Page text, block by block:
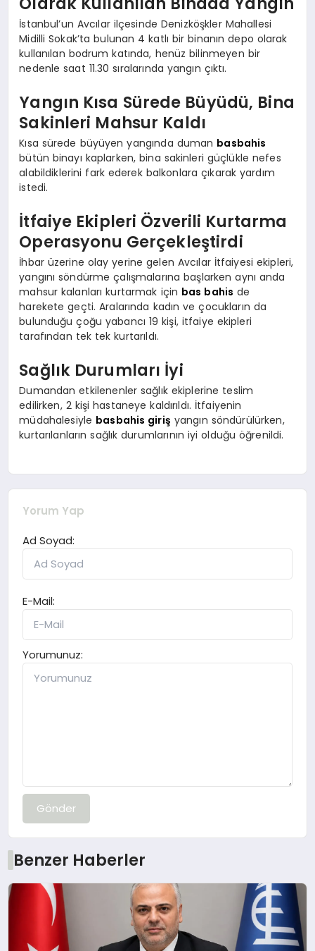
İstanbul’un Avcılar ilçesinde Denizköşkler Mahallesi
Midilli Sokak’ta bulunan 4 katlı bir binanın depo olarak
kullanılan bodrum katında, henüz bilinmeyen bir
nedenle saat 11.30 sıralarında yangın çıktı.
Yangın Kısa Sürede Büyüdü, Bina
Sakinleri Mahsur Kaldı
Kısa sürede büyüyen yangında duman basbahis
bütün binayı kaplarken, bina sakinleri güçlükle nefes
alabildiklerini fark ederek balkonlara çıkarak yardım
istedi.
İtfaiye Ekipleri Özverili Kurtarma
Operasyonu Gerçekleştirdi
İhbar üzerine olay yerine gelen Avcılar İtfaiyesi ekipleri,
yangını söndürme çalışmalarına başlarken aynı anda
mahsur kalanları kurtarmak için bas bahis de
harekete geçti. Aralarında kadın ve çocukların da
bulunduğu çoğu yabancı 19 kişi, itfaiye ekipleri
tarafından tek tek kurtarıldı.
Sağlık Durumları İyi
Dumandan etkilenenler sağlık ekiplerine teslim
edilirken, 2 kişi hastaneye kaldırıldı. İtfaiyenin
müdahalesiyle basbahis giriş yangın söndürülürken,
kurtarılanların sağlık durumlarının iyi olduğu öğrenildi.
Yorum Yap
Ad Soyad:
E-Mail:
Yorumunuz:
Gönder
Benzer Haberler